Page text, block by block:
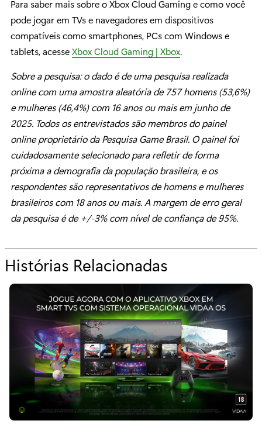
Para saber mais sobre o Xbox Cloud Gaming e como você
pode jogar em TVs e navegadores em dispositivos
compatíveis como smartphones, PCs com Windows e
tablets, acesseXbox Cloud Gaming | Xbox.
Sobre a pesquisa: o dado é de uma pesquisa realizada
online com uma amostra aleatória de 757 homens (53,6%)
e mulheres (46,4%) com 16 anos ou mais em junho de
2025. Todos os entrevistados são membros do painel
online proprietário da Pesquisa Game Brasil. O painel foi
cuidadosamente selecionado para refletir de forma
próxima a demografia da população brasileira, e os
respondentes são representativos de homens e mulheres
brasileiros com 18 anos ou mais. A margem de erro geral
da pesquisa é de +/-3% com nível de confiança de 95%.
Histórias Relacionadas
a
r
a
“
X
b
o